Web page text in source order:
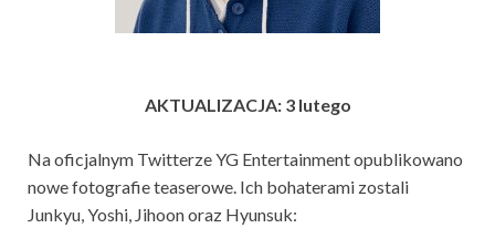
AKTUALIZACJA: 3 lutego
Na oficjalnym Twitterze YG Entertainment opublikowano
nowe fotografie teaserowe. Ich bohaterami zostali
Junkyu, Yoshi, Jihoon oraz Hyunsuk: